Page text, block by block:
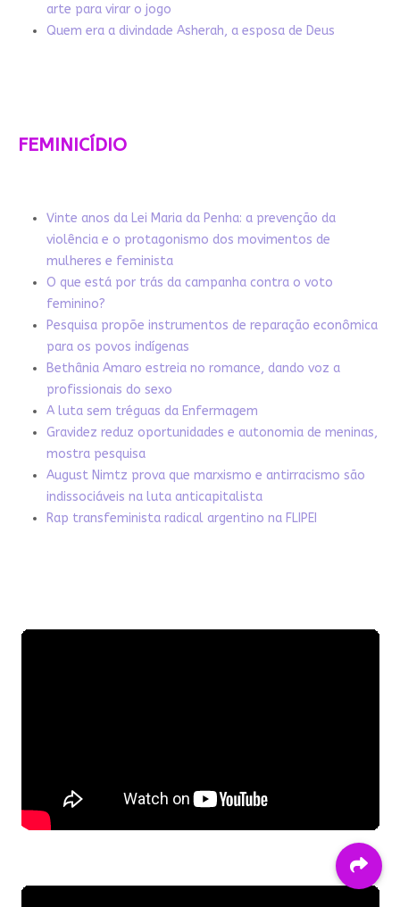
arte para virar o jogo
Quem era a divindade Asherah, a esposa de Deus
FEMINICÍDIO
Vinte anos da Lei Maria da Penha: a prevenção da
violência e o protagonismo dos movimentos de
mulheres e feminista
O que está por trás da campanha contra o voto
feminino?
Pesquisa propõe instrumentos de reparação econômica
para os povos indígenas
Bethânia Amaro estreia no romance, dando voz a
profissionais do sexo
A luta sem tréguas da Enfermagem
Gravidez reduz oportunidades e autonomia de meninas,
mostra pesquisa
August Nimtz prova que marxismo e antirracismo são
indissociáveis na luta anticapitalista
Rap transfeminista radical argentino na FLIPEI